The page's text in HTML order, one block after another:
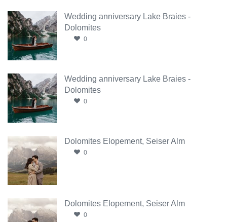
Wedding anniversary Lake Braies -
Dolomites
0
Wedding anniversary Lake Braies -
Dolomites
0
Dolomites Elopement, Seiser Alm
0
Dolomites Elopement, Seiser Alm
0